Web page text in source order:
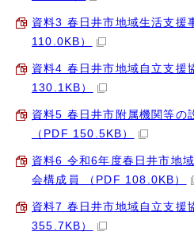
資料3 春日井市地域生活支援
110.0KB）
資料4 春日井市地域自立支援
130.1KB）
資料5 春日井市附属機関等の
（PDF 150.5KB）
資料6 令和6年度春日井市地
会構成員 （PDF 108.0KB）
資料7 春日井市地域自立支援
355.7KB）